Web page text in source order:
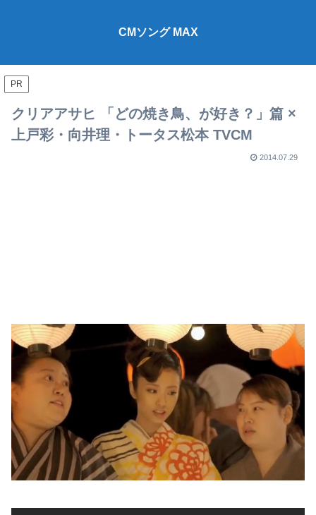
CMソング MAX
PR
クリアアサヒ 「どの焼き鳥、が好き？」篇 ×
上戸彩・向井理・トータス松本 TVCM
2014.07.29